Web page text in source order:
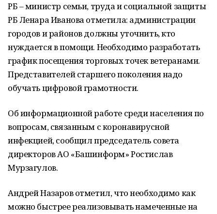
РБ – министр семьи, труда и социальной защиты
РБ Ленара Иванова отметила: администрации
городов и районов должны уточнить, кто
нуждается в помощи. Необходимо разработать
график посещения торговых точек ветеранами.
Представителей старшего поколения надо
обучать цифровой грамотности.
Об информационной работе среди населения по
вопросам, связанным с коронавирусной
инфекцией, сообщил председатель совета
директоров АО «Башинформ» Ростислав
Мурзагулов.
Андрей Назаров отметил, что необходимо как
можно быстрее реализовывать намеченные на